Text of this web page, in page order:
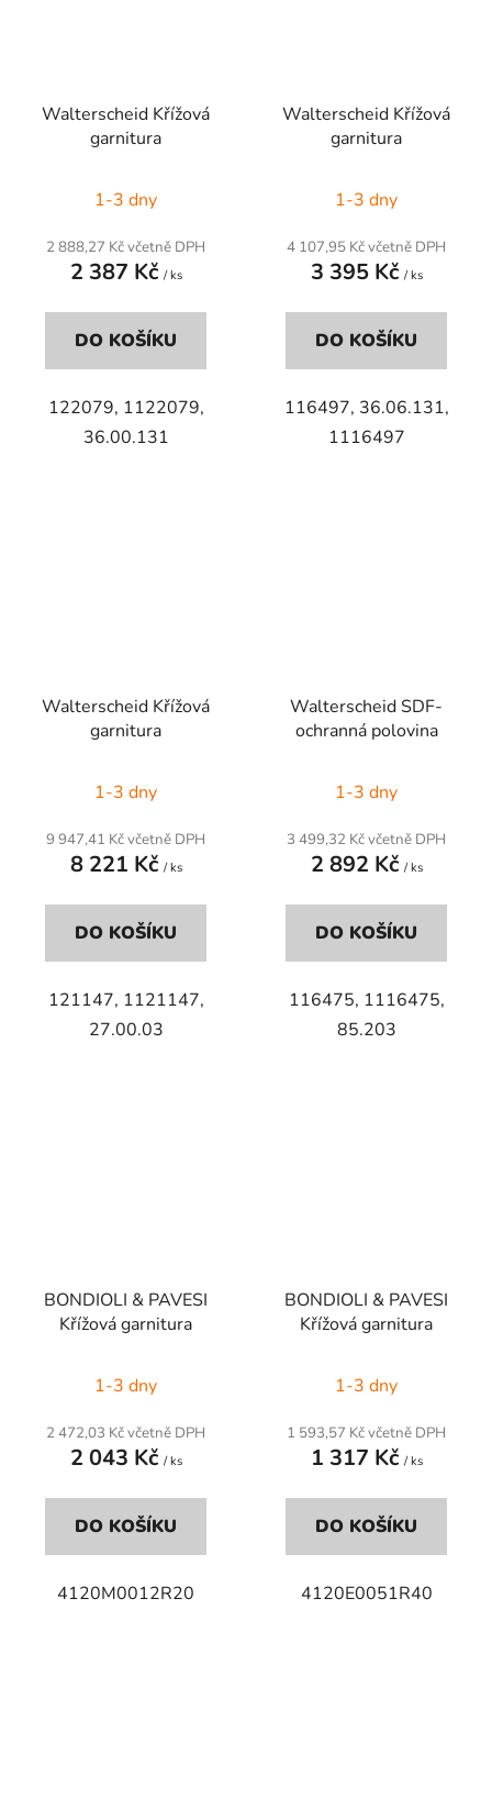
Walterscheid Křížová
garnitura
1-3 dny
2 888,27 Kč včetně DPH
2 387 Kč / ks
DO KOŠÍKU
122079, 1122079,
36.00.131
Walterscheid Křížová
garnitura
1-3 dny
4 107,95 Kč včetně DPH
3 395 Kč / ks
DO KOŠÍKU
116497, 36.06.131,
1116497
Walterscheid Křížová
garnitura
1-3 dny
9 947,41 Kč včetně DPH
8 221 Kč / ks
DO KOŠÍKU
121147, 1121147,
27.00.03
Walterscheid SDF-
ochranná polovina
1-3 dny
3 499,32 Kč včetně DPH
2 892 Kč / ks
DO KOŠÍKU
116475, 1116475,
85.203
BONDIOLI & PAVESI
Křížová garnitura
1-3 dny
2 472,03 Kč včetně DPH
2 043 Kč / ks
DO KOŠÍKU
4120M0012R20
BONDIOLI & PAVESI
Křížová garnitura
1-3 dny
1 593,57 Kč včetně DPH
1 317 Kč / ks
DO KOŠÍKU
4120E0051R40